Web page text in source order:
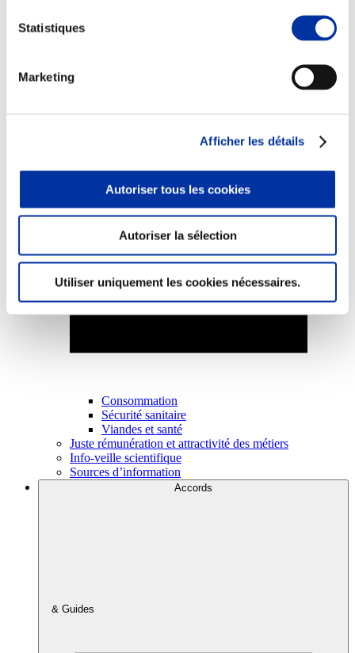
Statistiques
Marketing
Afficher les détails
Autoriser tous les cookies
Autoriser la sélection
Utiliser uniquement les cookies nécessaires.
Alimentation de qualité, raisonnée et durable
Consommation
Sécurité sanitaire
Viandes et santé
Juste rémunération et attractivité des métiers
Info-veille scientifique
Sources d’information
Accords
& Guides